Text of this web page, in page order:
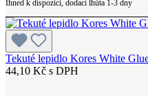
Ihned k dispozici, dodací lhůta 1-3 dny
Tekuté lepidlo Kores White
44,10 Kč s DPH